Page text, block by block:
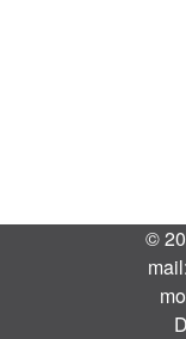
©
mail: